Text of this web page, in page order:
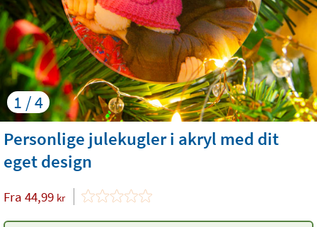
1 / 4
Personlige julekugler i akryl med dit
eget design
Fra 44,99 kr